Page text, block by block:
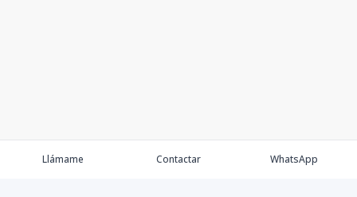
Llámame Contactar WhatsApp